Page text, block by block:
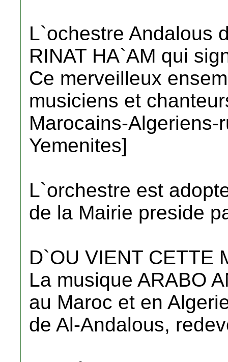
L`ochestre Andalous
RINAT HA`AM qui
Ce merveilleux
musiciens et
Marocains-Algeriens-
Yemenites]
L`orchestre est
de la Mairie preside
D`OU VIENT CETTE
La musique ARABO
au Maroc et en
de Al-Andalous,